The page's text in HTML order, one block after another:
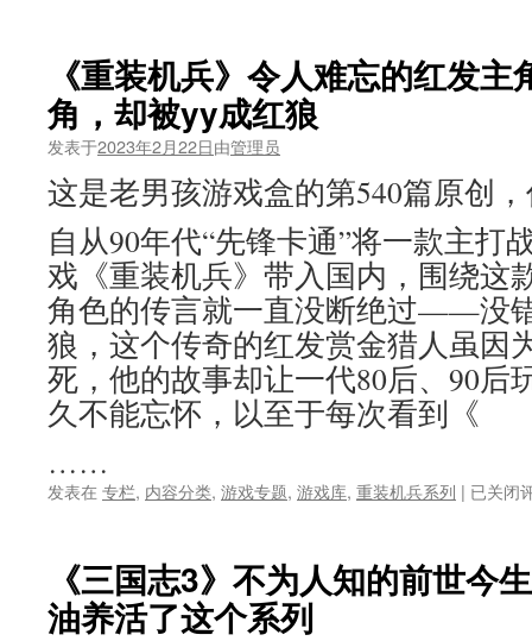
游
戏
开
飞
机
的
女
主，
巾
帼
不
让
须
眉，
原
来
风
情
的
妹
子！
《重装机兵》令人难忘的红发
角，却被yy成红狼
发表于2023年2月22日由管理员
这是老男孩游戏盒的第540篇原创
自从90年代“先锋卡通”将一款主打
戏《重装机兵》带入国内，围绕这
角色的传言就一直没断绝过——没
狼，这个传奇的红发赏金猎人虽因
死，他的故事却让一代80后、90后
久不能忘怀，以至于每次看到《
……
发表在 专栏, 内容分类, 游戏专题, 游戏库, 重装机兵系列 | 《重
兵》
令
已关闭
《三国志3》不为人知的前世今
油养活了这个系列